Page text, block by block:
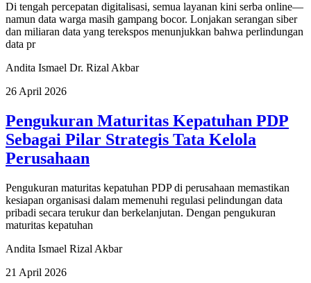
Di tengah percepatan digitalisasi, semua layanan kini serba online—
namun data warga masih gampang bocor. Lonjakan serangan siber
dan miliaran data yang terekspos menunjukkan bahwa perlindungan
data pr
Andita Ismael Dr. Rizal Akbar
26 April 2026
Pengukuran Maturitas Kepatuhan PDP
Sebagai Pilar Strategis Tata Kelola
Perusahaan
Pengukuran maturitas kepatuhan PDP di perusahaan memastikan
kesiapan organisasi dalam memenuhi regulasi pelindungan data
pribadi secara terukur dan berkelanjutan. Dengan pengukuran
maturitas kepatuhan
Andita Ismael Rizal Akbar
21 April 2026